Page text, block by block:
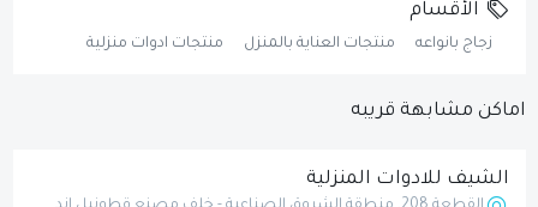
الأقسام
زجاج بانواعه منتجات العناية بالمنزل منتجات ادوات منزلية
اماكن مشابهة قريبه
الشيف للادوات المنزلية